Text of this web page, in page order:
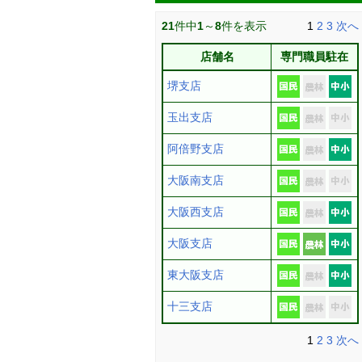
21件中1～8件を表示 1 2 3 次へ
店舗名 専門職員駐在
堺支店
玉出支店
阿倍野支店
大阪南支店
大阪西支店
大阪支店
東大阪支店
十三支店
1 2 3 次へ